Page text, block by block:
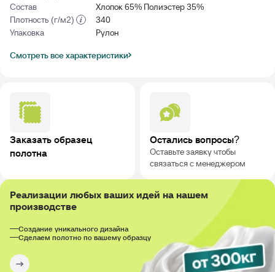
Состав
Хлопок 65% Полиэстер 35%
Плотность (г/м2)
340
Упаковка
Рулон
Смотреть все характеристики
Заказать образец
полотна
Остались вопросы?
Оставьте заявку чтобы
связаться с менеджером
Реализации любых ваших идей на нашем
производстве
Создание уникального дизайна
Сделаем полотно по вашему образцу